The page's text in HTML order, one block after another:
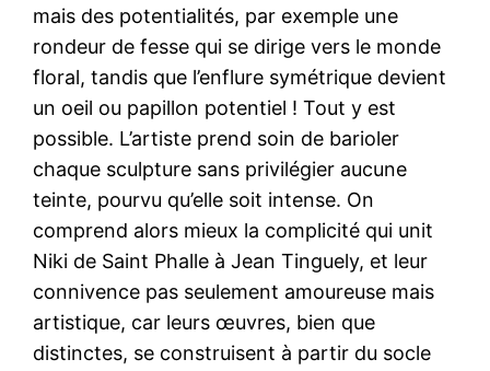
mais des potentialités, par exemple une
rondeur de fesse qui se dirige vers le monde
floral, tandis que l’enflure symétrique devient
un oeil ou papillon potentiel ! Tout y est
possible. L’artiste prend soin de barioler
chaque sculpture sans privilégier aucune
teinte, pourvu qu’elle soit intense. On
comprend alors mieux la complicité qui unit
Niki de Saint Phalle à Jean Tinguely, et leur
connivence pas seulement amoureuse mais
artistique, car leurs œuvres, bien que
distinctes, se construisent à partir du socle